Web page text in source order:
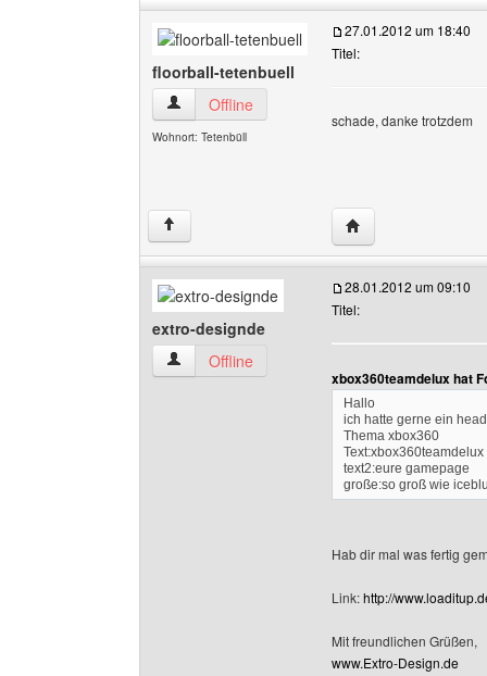
floorball-tetenbuell
floorball-tetenbuell Benutzer-Profile anzeigen
Offline
Wohnort: Tetenbüll
27.01.2012 um 18:40
Titel:
schade, danke trotzdem
↑ Website dieses
extro-designde
extro-designde Benutzer-Profile anzeigen
Offline
28.01.2012 um 09:10
Titel:
xbox360teamdelux hat
Hallo
ich hatte gerne ein
Thema xbox360
Text:xbox360teamdelux
text2:eure gamepage
große:so groß wie
Hab dir mal was fertig
Link:http://
Mit freundlichen Grüßen,
www.Extro-Design.de